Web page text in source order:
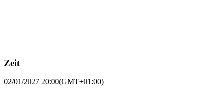
Zeit
02/01/2027 20:00(GMT+01:00)